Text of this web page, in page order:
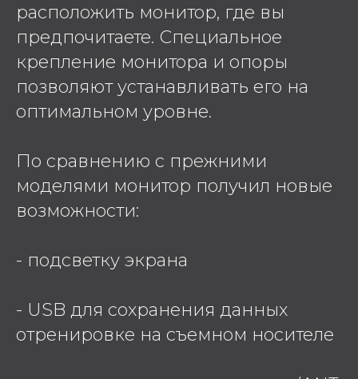
расположить монитор, где вы
предпочитаете. Специальное
крепление монитора и опоры
позволяют устанавливать его на
оптимальном уровне.
По сравнению с прежними
моделями монитор получил новые
возможности:
- подсветку экрана
- USB для сохранения данных
отренировке на съемном носителе